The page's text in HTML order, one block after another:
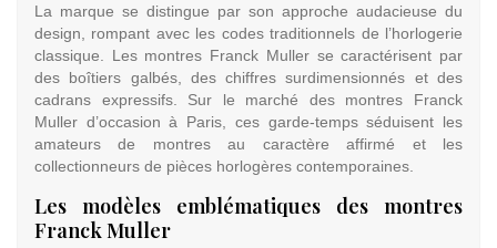
La marque se distingue par son approche audacieuse du
design, rompant avec les codes traditionnels de l’horlogerie
classique. Les montres Franck Muller se caractérisent par
des boîtiers galbés, des chiffres surdimensionnés et des
cadrans expressifs. Sur le marché des montres Franck
Muller d’occasion à Paris, ces garde-temps séduisent les
amateurs de montres au caractère affirmé et les
collectionneurs de pièces horlogères contemporaines.
Les modèles emblématiques des montres
Franck Muller